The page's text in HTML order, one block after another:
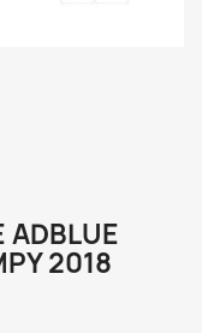
ADBLUE
2018